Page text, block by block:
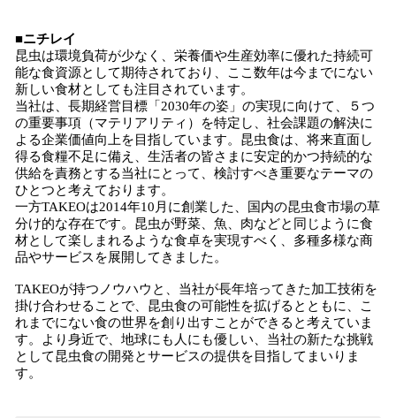
■ニチレイ
昆虫は環境負荷が少なく、栄養価や生産効率に優れた持続可
能な食資源として期待されており、ここ数年は今までにない
新しい食材としても注目されています。
当社は、長期経営目標「2030年の姿」の実現に向けて、５つ
の重要事項（マテリアリティ）を特定し、社会課題の解決に
よる企業価値向上を目指しています。昆虫食は、将来直面し
得る食糧不足に備え、生活者の皆さまに安定的かつ持続的な
供給を責務とする当社にとって、検討すべき重要なテーマの
ひとつと考えております。
一方TAKEOは2014年10月に創業した、国内の昆虫食市場の草
分け的な存在です。昆虫が野菜、魚、肉などと同じように食
材として楽しまれるような食卓を実現すべく、多種多様な商
品やサービスを展開してきました。
TAKEOが持つノウハウと、当社が長年培ってきた加工技術を
掛け合わせることで、昆虫食の可能性を拡げるとともに、こ
れまでにない食の世界を創り出すことができると考えていま
す。より身近で、地球にも人にも優しい、当社の新たな挑戦
として昆虫食の開発とサービスの提供を目指してまいりま
す。